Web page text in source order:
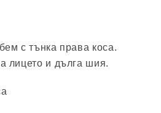
с тънка права коса.
лицето и дълга шия.